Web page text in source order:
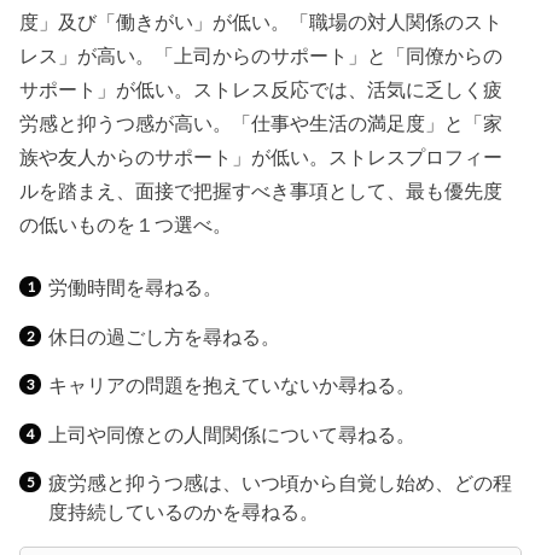
度」及び「働きがい」が低い。「職場の対人関係のスト
レス」が高い。「上司からのサポート」と「同僚からの
サポート」が低い。ストレス反応では、活気に乏しく疲
労感と抑うつ感が高い。「仕事や生活の満足度」と「家
族や友人からのサポート」が低い。ストレスプロフィー
ルを踏まえ、面接で把握すべき事項として、最も優先度
の低いものを１つ選べ。
労働時間を尋ねる。
休日の過ごし方を尋ねる。
キャリアの問題を抱えていないか尋ねる。
上司や同僚との人間関係について尋ねる。
疲労感と抑うつ感は、いつ頃から自覚し始め、どの程
度持続しているのかを尋ねる。